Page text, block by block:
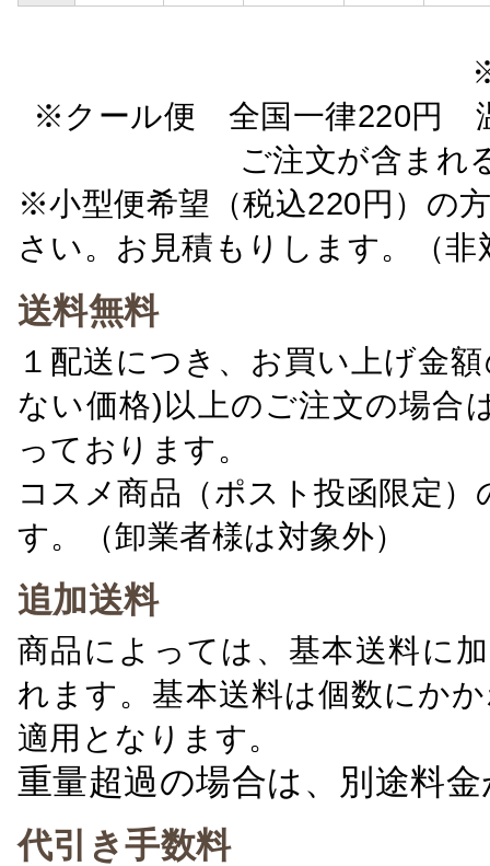
※クール便 全国一律220円
ご注文が含ま
※小型便希望（税込220円）の
さい。お見積もりします。（非
送料無料
１配送につき、お買い上げ金
ない価格)以上のご注文の場合
っております。
コスメ商品（ポスト投函限定
す。（卸業者様は対象外）
追加送料
商品によっては、基本送料に
れます。基本送料は個数にか
適用となります。
重量超過の場合は、別途料
代引き手数料